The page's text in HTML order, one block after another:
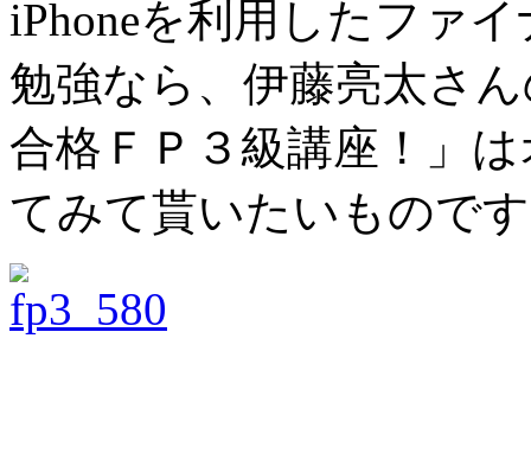
iPhoneを利用したファ
勉強なら、伊藤亮太さ
合格ＦＰ３級講座！」
てみて貰いたいもので